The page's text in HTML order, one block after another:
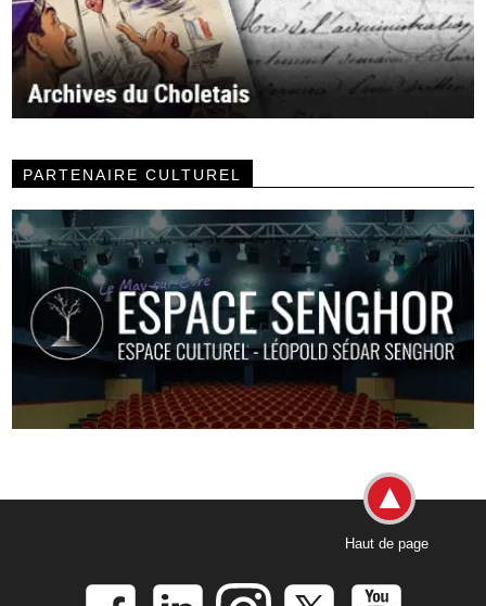
PARTENAIRE CULTUREL
Haut de page